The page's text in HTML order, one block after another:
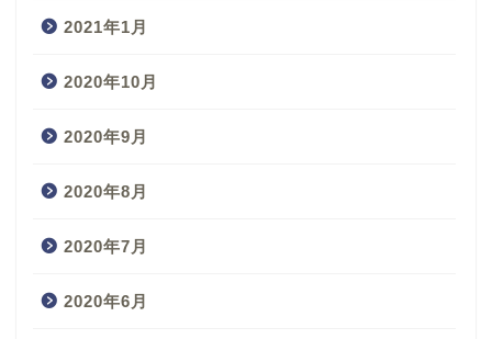
2021年1月
2020年10月
2020年9月
2020年8月
2020年7月
2020年6月